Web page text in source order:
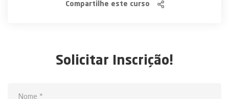
Compartilhe este curso
Solicitar Inscrição!